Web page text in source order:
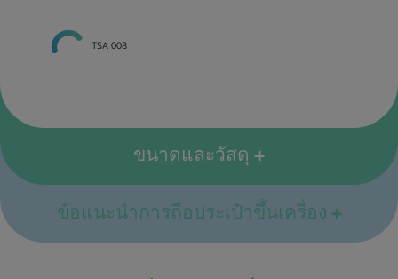
TSA 008
ขนาดและวัสดุ
ข้อแนะนำการถือประเป๋าขึ้นเครื่อง